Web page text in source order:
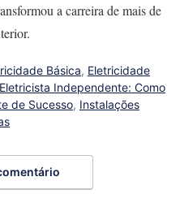
a carreira de mais de
Básica, Eletricidade
Eletricista Independente: Como
de Sucesso, Instalações